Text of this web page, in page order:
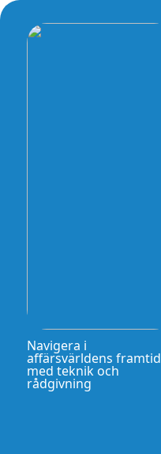
Navigera i
affärsvärldens framtid
med teknik och
rådgivning